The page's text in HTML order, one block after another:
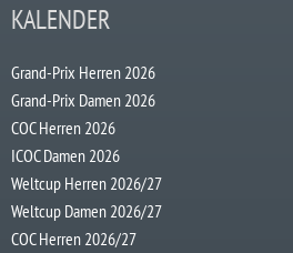
KALENDER
Grand-Prix Herren 2026
Grand-Prix Damen 2026
COC Herren 2026
ICOC Damen 2026
Weltcup Herren 2026/27
Weltcup Damen 2026/27
COC Herren 2026/27